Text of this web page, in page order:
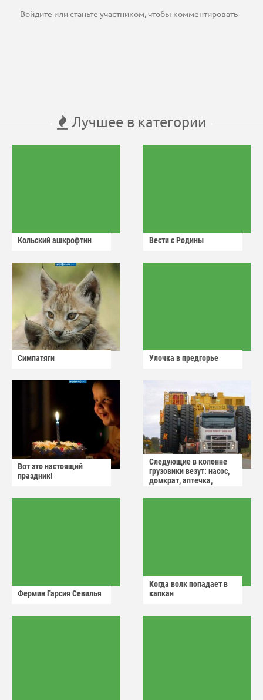
Войдите илистаньте участником, чтобы комментировать
Лучшее в категории
Кольский ашкрофтин Вести с Родины
Симпатяги Улочка в предгорье
Вот это настоящий
праздник!
Следующие в колонне
грузовики везут: насос,
домкрат, аптечка,
Фермин Гарсия Севилья
Когда волк попадает в
капкан